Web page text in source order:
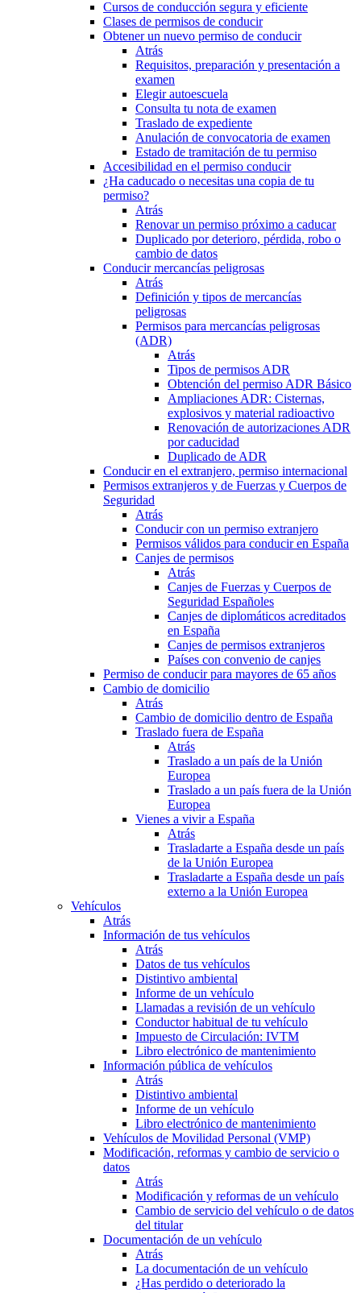
Cursos de conducción segura y eficiente
Clases de permisos de conducir
Obtener un nuevo permiso de conducir
Atrás
Requisitos, preparación y presentación a
examen
Elegir autoescuela
Consulta tu nota de examen
Traslado de expediente
Anulación de convocatoria de examen
Estado de tramitación de tu permiso
Accesibilidad en el permiso conducir
¿Ha caducado o necesitas una copia de tu
permiso?
Atrás
Renovar un permiso próximo a caducar
Duplicado por deterioro, pérdida, robo o
cambio de datos
Conducir mercancías peligrosas
Atrás
Definición y tipos de mercancías
peligrosas
Permisos para mercancías peligrosas
(ADR)
Atrás
Tipos de permisos ADR
Obtención del permiso ADR Básico
Ampliaciones ADR: Cisternas,
explosivos y material radioactivo
Renovación de autorizaciones ADR
por caducidad
Duplicado de ADR
Conducir en el extranjero, permiso internacional
Permisos extranjeros y de Fuerzas y Cuerpos de
Seguridad
Atrás
Conducir con un permiso extranjero
Permisos válidos para conducir en España
Canjes de permisos
Atrás
Canjes de Fuerzas y Cuerpos de
Seguridad Españoles
Canjes de diplomáticos acreditados
en España
Canjes de permisos extranjeros
Países con convenio de canjes
Permiso de conducir para mayores de 65 años
Cambio de domicilio
Atrás
Cambio de domicilio dentro de España
Traslado fuera de España
Atrás
Traslado a un país de la Unión
Europea
Traslado a un país fuera de la Unión
Europea
Vienes a vivir a España
Atrás
Trasladarte a España desde un país
de la Unión Europea
Trasladarte a España desde un país
externo a la Unión Europea
Vehículos
Atrás
Información de tus vehículos
Atrás
Datos de tus vehículos
Distintivo ambiental
Informe de un vehículo
Llamadas a revisión de un vehículo
Conductor habitual de tu vehículo
Impuesto de Circulación: IVTM
Libro electrónico de mantenimiento
Información pública de vehículos
Atrás
Distintivo ambiental
Informe de un vehículo
Libro electrónico de mantenimiento
Vehículos de Movilidad Personal (VMP)
Modificación, reformas y cambio de servicio o
datos
Atrás
Modificación y reformas de un vehículo
Cambio de servicio del vehículo o de datos
del titular
Documentación de un vehículo
Atrás
La documentación de un vehículo
¿Has perdido o deteriorado la